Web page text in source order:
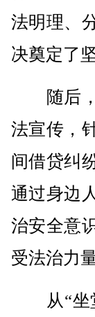
法明理、
决奠定了
随后，
法宣传，
间借贷纠
通过身边
治安全意
受法治力量
从“坐堂